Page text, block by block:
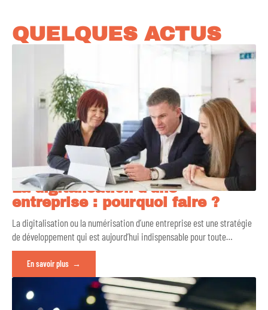
QUELQUES ACTUS
La digitalisation d’une
entreprise : pourquoi faire ?
La digitalisation ou la numérisation d’une entreprise est une stratégie
de développement qui est aujourd’hui indispensable pour toute…
En savoir plus